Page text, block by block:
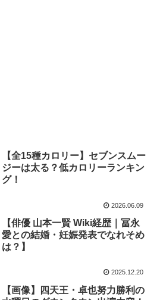
【全15種カロリー】セブンスムー
ジーは太る？低カロリーランキン
グ！
2026.06.09
【俳優 山本一賢 Wiki経歴｜冨永
愛との結婚・妊娠発表でなれそめ
は？】
2025.12.20
【画像】四天王・卓也努力勝利の